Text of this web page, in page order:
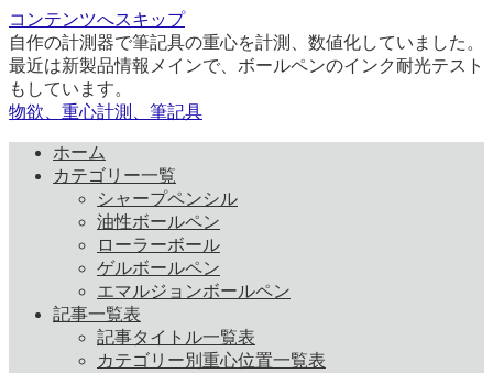
コンテンツへスキップ
自作の計測器で筆記具の重心を計測、数値化していました。
最近は新製品情報メインで、ボールペンのインク耐光テスト
もしています。
物欲、重心計測、筆記具
ホーム
カテゴリー一覧
シャープペンシル
油性ボールペン
ローラーボール
ゲルボールペン
エマルジョンボールペン
記事一覧表
記事タイトル一覧表
カテゴリー別重心位置一覧表